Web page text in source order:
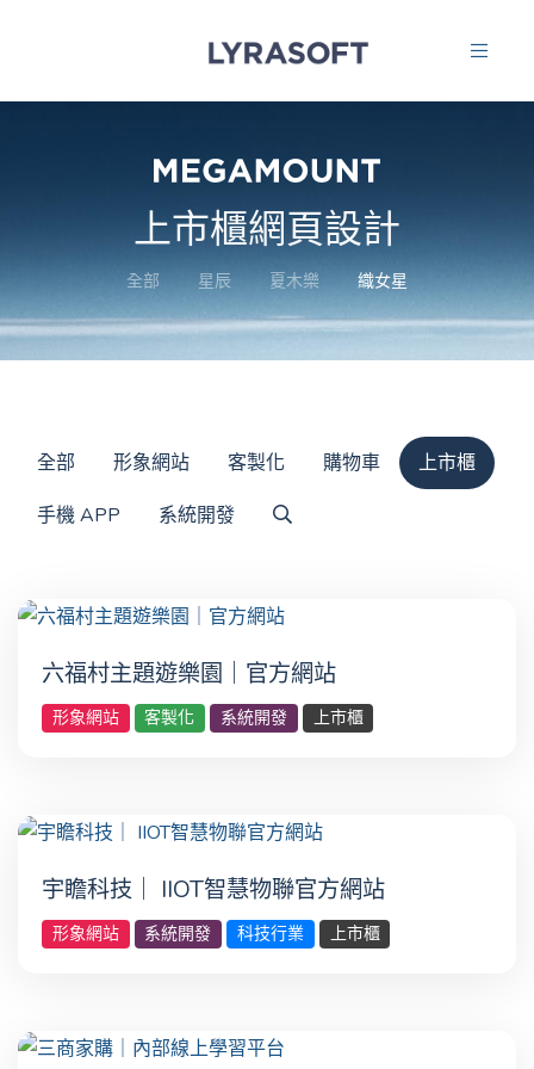
上市櫃網頁設計
全部 星辰 夏木樂 織女星
全部 形象網站 客製化 購物車
上市櫃
手機 APP
系統開發
六福村主題遊樂園｜官方網站
形象網站 客製化 系統開發 上市櫃
宇瞻科技｜ IIOT智慧物聯官方網站
形象網站 系統開發 科技行業 上市櫃